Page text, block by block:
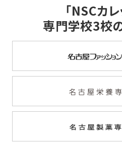
「NSCカ
専門学校3校